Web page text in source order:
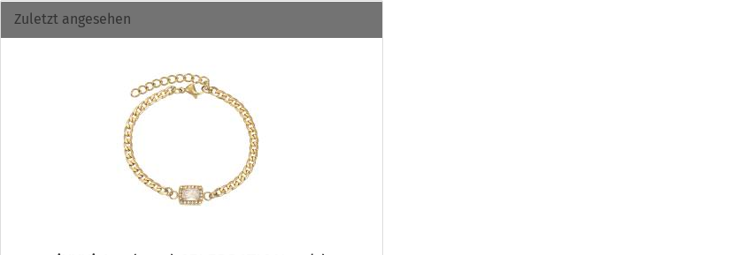
Zuletzt angesehen